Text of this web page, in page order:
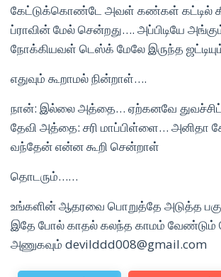
கேட்டுக்கொண்டே அவள் கண்கள் கட்டில்
ப்ராவின் மேல் சென்றது…. அப்பிடியே
நோக்கியவள் டெஸ்க் மேலே இருந்த
எதுவும் கூறாமல் நின்றாள்….
நான்: இல்லை அத்தை… ஏற்கனவே
தேவி அத்தை: சரி மாப்பிள்ளை… அனிதா
வந்தேன் என்ன கூறி சென்றாள்
தொடரும்……
உங்களின் ஆதரவை பொறுத்தே அடுத்த
இதே போல் காதல் கலந்த காமம்
அணுகவும் devilddd008@gmail.com